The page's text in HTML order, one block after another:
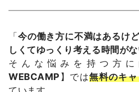
「今の働き方に不満はあるけ
しくてゆっくり考える時間が
そんな悩みを持つ方に
WEBCAMP】では無料のキ